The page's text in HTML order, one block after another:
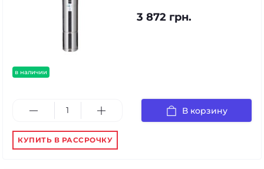
в наличии
3 872 грн.
В корзину
КУПИТЬ В РАССРОЧКУ